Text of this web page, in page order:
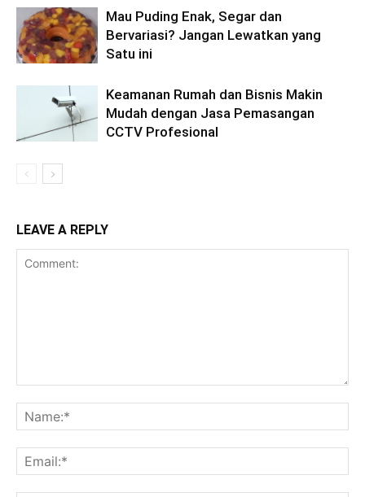
Mau Puding Enak, Segar dan
Bervariasi? Jangan Lewatkan yang
Satu ini
Keamanan Rumah dan Bisnis Makin
Mudah dengan Jasa Pemasangan
CCTV Profesional
LEAVE A REPLY